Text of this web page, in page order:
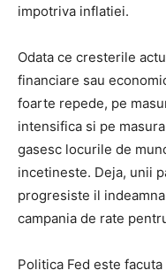
impotriva inflatiei.
Odata ce cresterile
financiare sau
foarte repede, pe
intensifica si pe
gasesc locurile de
incetineste. Deja, unii
progresiste il
campania de rate
Politica Fed este